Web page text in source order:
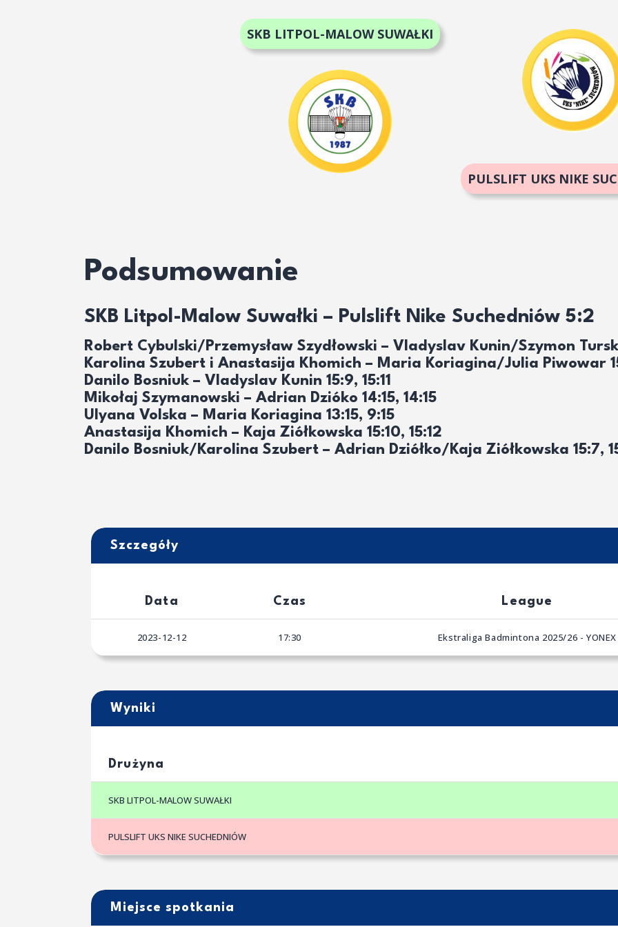
SKB LITPOL-MALOW SUWAŁKI
PULSLIFT UKS NIKE
Podsumowanie
SKB Litpol-Malow Suwałki – Pulslift Nike Suchedniów 5:2
Robert Cybulski/Przemysław Szydłowski – Vladyslav Kunin/Szymon
Karolina Szubert i Anastasija Khomich – Maria Koriagina/Julia Piwowar
Danilo Bosniuk – Vladyslav Kunin 15:9, 15:11
Mikołaj Szymanowski – Adrian Dzióko 14:15, 14:15
Ulyana Volska – Maria Koriagina 13:15, 9:15
Anastasija Khomich – Kaja Ziółkowska 15:10, 15:12
Danilo Bosniuk/Karolina Szubert – Adrian Dziółko/Kaja Ziółkowska 15:7,
Szczegóły
Data Czas League
2023-12-12 17:30 Ekstraliga Badmintona 2025/26 - YONEX
Wyniki
Drużyna
SKB LITPOL-MALOW SUWAŁKI
PULSLIFT UKS NIKE SUCHEDNIÓW
Miejsce spotkania